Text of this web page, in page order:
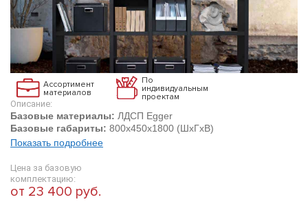
Ассортимент
материалов
По
индивидуальным
проектам
Описание:
Базовые материалы: ЛДСП Egger
Базовые габариты: 800х450х1800 (ШхГхВ)
Показать подробнее
Цена за базовую
комплектацию:
от 23 400 руб.